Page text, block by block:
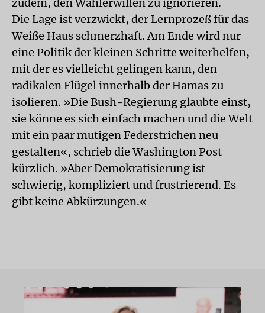
Die Lage ist verzwickt, der Lernprozeß für das
Weiße Haus schmerzhaft. Am Ende wird nur
eine Politik der kleinen Schritte weiterhelfen,
mit der es vielleicht gelingen kann, den
radikalen Flügel innerhalb der Hamas zu
isolieren. »Die Bush-Regierung glaubte einst,
sie könne es sich einfach machen und die Welt
mit ein paar mutigen Federstrichen neu
gestalten«, schrieb die Washington Post
kürzlich. »Aber Demokratisierung ist
schwierig, kompliziert und frustrierend. Es
gibt keine Abkürzungen.«